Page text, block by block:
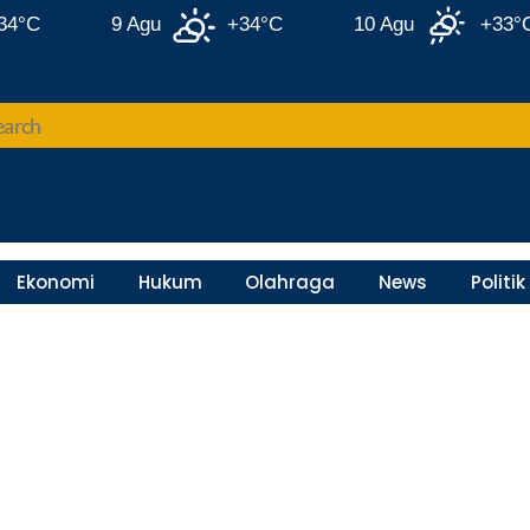
9 Agu +34°C 10 Agu +33°C
Ekonomi Hukum Olahraga News Politik